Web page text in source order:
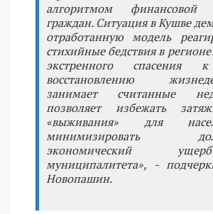
алгоритмом финансовой
граждан. Ситуация в Кушве
отработанную модель
стихийные бедствия в
экстренного спасения
восстановлению
занимает считанные
позволяет избежать
«выживания» для
минимизировать
экономический
муниципалитета», -
Новопашин.